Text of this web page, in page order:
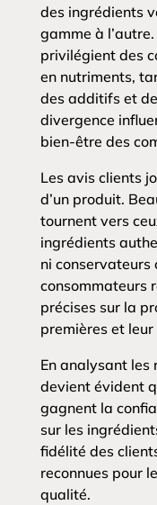
des ingrédients
gamme à
privilégient des
en nutriments,
des additifs et
divergence
bien-être des
Les avis clients
d’un produit.
tournent vers
ingrédients
ni conservateurs
consommateurs
précises sur la
premières et
En analysant les
devient évident
gagnent la
sur les
fidélité des
reconnues pour
qualité.